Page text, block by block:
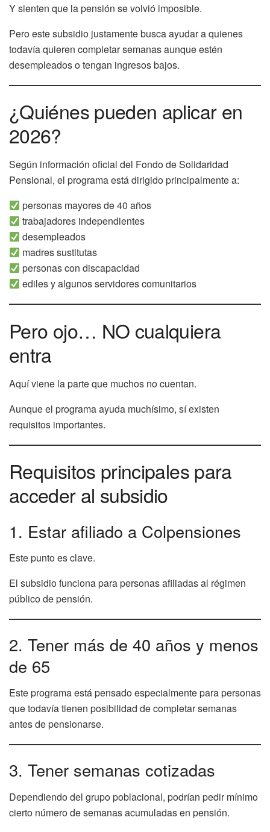
Y sienten que la pensión se volvió imposible.
Pero este subsidio justamente busca ayudar a quienes
todavía quieren completar semanas aunque estén
desempleados o tengan ingresos bajos.
¿Quiénes pueden aplicar en
2026?
Según información oficial del Fondo de Solidaridad
Pensional, el programa está dirigido principalmente a:
personas mayores de 40 años
trabajadores independientes
desempleados
madres sustitutas
personas con discapacidad
ediles y algunos servidores comunitarios
Pero ojo… NO cualquiera
entra
Aquí viene la parte que muchos no cuentan.
Aunque el programa ayuda muchísimo, sí existen
requisitos importantes.
Requisitos principales para
acceder al subsidio
1. Estar afiliado a Colpensiones
Este punto es clave.
El subsidio funciona para personas afiliadas al régimen
público de pensión.
2. Tener más de 40 años y menos
de 65
Este programa está pensado especialmente para personas
que todavía tienen posibilidad de completar semanas
antes de pensionarse.
3. Tener semanas cotizadas
Dependiendo del grupo poblacional, podrían pedir mínimo
cierto número de semanas acumuladas en pensión.